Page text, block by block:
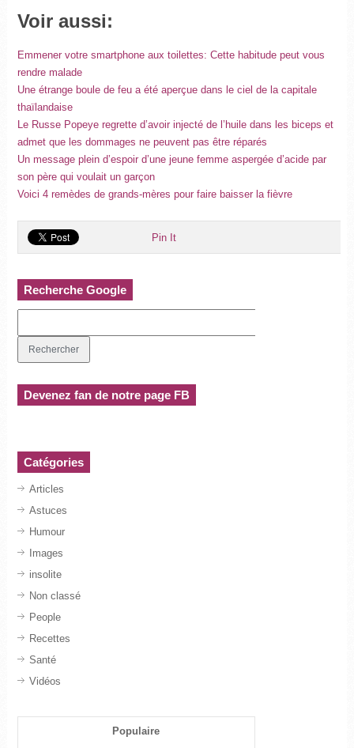
Voir aussi:
Emmener votre smartphone aux toilettes: Cette habitude peut vous
rendre malade
Une étrange boule de feu a été aperçue dans le ciel de la capitale
thaïlandaise
Le Russe Popeye regrette d’avoir injecté de l’huile dans les biceps et
admet que les dommages ne peuvent pas être réparés
Un message plein d’espoir d’une jeune femme aspergée d’acide par
son père qui voulait un garçon
Voici 4 remèdes de grands-mères pour faire baisser la fièvre
Pin It
Recherche Google
Devenez fan de notre page FB
Catégories
Articles
Astuces
Humour
Images
insolite
Non classé
People
Recettes
Santé
Vidéos
Populaire